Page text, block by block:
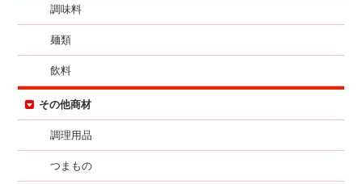
調味料
麺類
飲料
その他商材
調理用品
つまもの